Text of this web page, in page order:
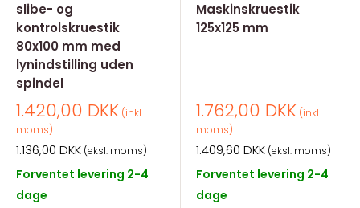
slibe- og
kontrolskruestik
80x100 mm med
lynindstilling uden
spindel
Salgspris
1.420,00 DKK (inkl.
moms)
Salgspris
1.136,00 DKK (eksl. moms)
Forventet levering 2-4
dage
Maskinskruestik
125x125 mm
Salgspris
1.762,00 DKK (inkl.
moms)
Salgspris
1.409,60 DKK (eksl. moms)
Forventet levering 2-4
dage